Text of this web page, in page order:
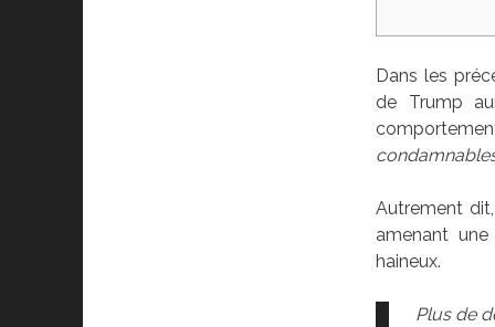
Dans les
de Trump
Autrement
amenant
haineux.
Plus de